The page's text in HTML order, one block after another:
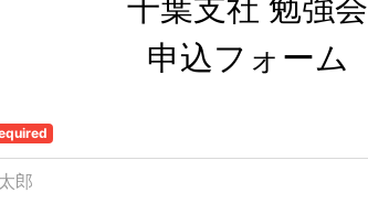
申込フォーム